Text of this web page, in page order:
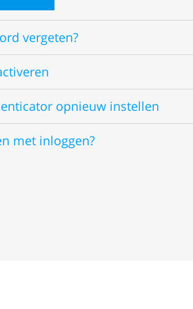
vergeten?
opnieuw instellen
met inloggen?